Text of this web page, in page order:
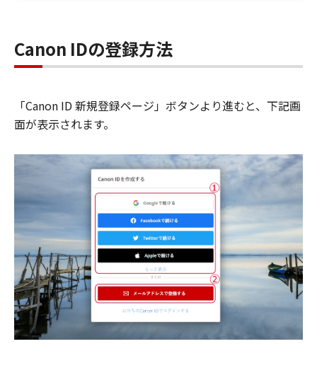
Canon IDの登録方法
「Canon ID 新規登録ページ」ボタンより進むと、下記画
面が表示されます。